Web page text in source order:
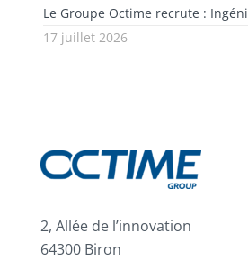
Le Groupe Octime recrute :
17 juillet 2026
2, Allée de l’innovation
64300 Biron